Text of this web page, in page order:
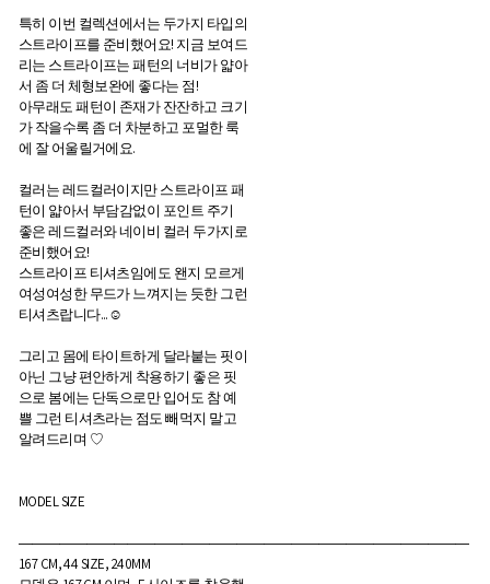
특히 이번 컬렉션에서는 두가지 타입의
스트라이프를 준비했어요! 지금 보여드
리는 스트라이프는 패턴의 너비가 얇아
서 좀 더 체형보완에 좋다는 점!
아무래도 패턴이 존재가 잔잔하고 크기
가 작을수록 좀 더 차분하고 포멀한 룩
에 잘 어울릴거에요.
컬러는 레드컬러이지만 스트라이프 패
턴이 얇아서 부담감없이 포인트 주기
좋은 레드컬러와 네이비 컬러 두가지로
준비했어요!
스트라이프 티셔츠임에도 왠지 모르게
여성여성한 무드가 느껴지는 듯한 그런
티셔츠랍니다...☺︎
그리고 몸에 타이트하게 달라붙는 핏이
아닌 그냥 편안하게 착용하기 좋은 핏
으로 봄에는 단독으로만 입어도 참 예
쁠 그런 티셔츠라는 점도 빼먹지 말고
알려드리며 ♡
MODEL SIZE
―――――――――――――――――――――――――――――――――
167 CM, 44 SIZE, 240MM